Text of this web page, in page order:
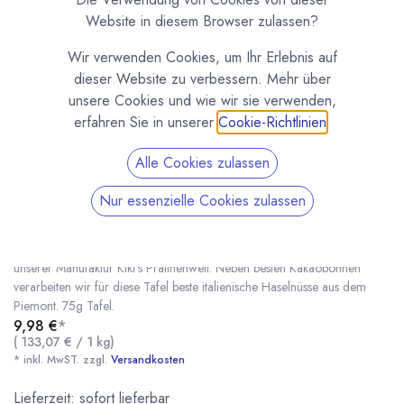
Kiki's Dunkles Nougat - Bean to Bar
(0 Rezension)
unserer Manufaktur Kiki's Pralinenwelt. Neben besten Kakaobohnen
verarbeiten wir für diese Tafel beste italienische Haselnüsse aus dem
Piemont. 75g Tafel.
9,98 €*
( 133,07 € / 1 kg)
* inkl. MwST. zzgl. Versandkosten
Lieferzeit: sofort lieferbar
Website in diesem Browser zulassen?
Wir verwenden Cookies, um Ihr Erlebnis auf
dieser Website zu verbessern. Mehr über
unsere Cookies und wie wir sie verwenden,
erfahren Sie in unserer Cookie-Richtlinien
Alle Cookies zulassen
Nur essenzielle Cookies zulassen